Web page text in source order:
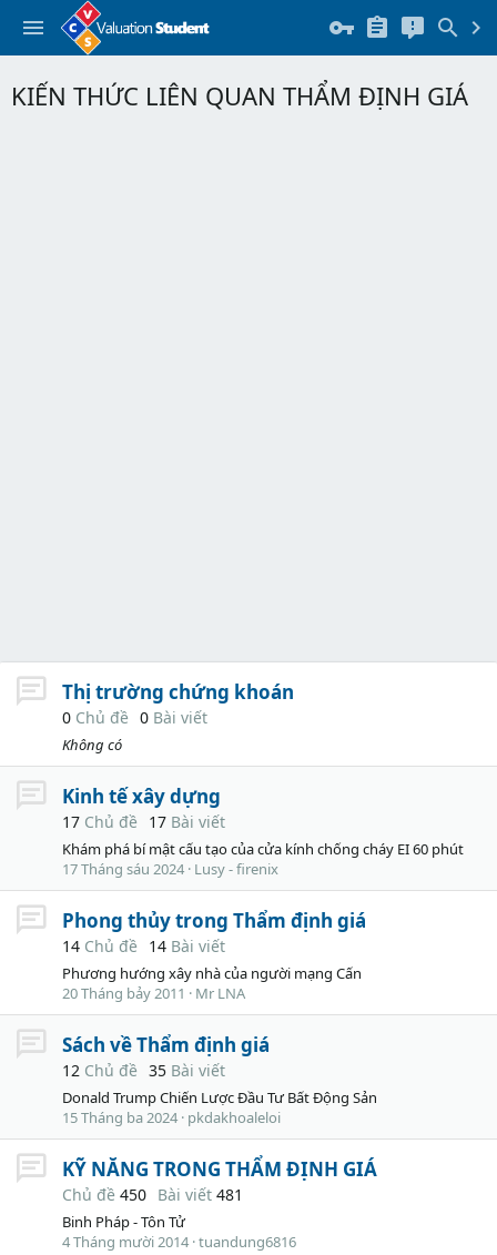
KIẾN THỨC LIÊN QUAN THẨM ĐỊNH GIÁ
Thị trường chứng khoán
0 Chủ đề 0 Bài viết
Không có
Kinh tế xây dựng
17 Chủ đề 17 Bài viết
Khám phá bí mật cấu tạo của cửa kính chống cháy EI 60 phút
17 Tháng sáu 2024 Lusy - firenix
Phong thủy trong Thẩm định giá
14 Chủ đề 14 Bài viết
Phương hướng xây nhà của người mạng Cấn
20 Tháng bảy 2011
Mr LNA
Sách về Thẩm định giá
12 Chủ đề 35 Bài viết
Donald Trump Chiến Lược Đầu Tư Bất Động Sản
15 Tháng ba 2024 pkdakhoaleloi
KỸ NĂNG TRONG THẨM ĐỊNH GIÁ
Chủ đề 450 Bài viết 481
Binh Pháp - Tôn Tử
4 Tháng mười 2014 tuandung6816